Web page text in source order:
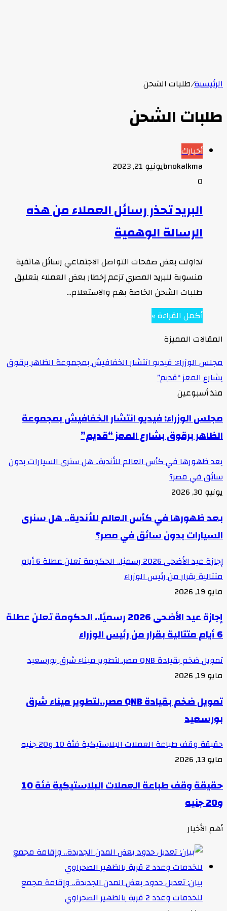
الرئيسية/طلبات الشحن
طلبات الشحن
أخبارك
bnokalkmaيونيو 21, 2023
0
البريد تحذر رسائل العملاء من هذه
الرسالة الوهمية
تداولت بعض صفحات التواصل الاجتماعي رسائل هاتفية
منسوبة للبريد المصري تزعم إخطار بعض العملاء بتعليق
طلبات الشحن الخاصة بهم والاستعلام…
أكمل القراءة »
المقالات المميزة
مجلس الوزراء: فيديو انتشار الخفافيش بمجموعة الظاهر برقوق
بشارع المعز “قديم”
منذ أسبوعين
مجلس الوزراء: فيديو انتشار الخفافيش بمجموعة
الظاهر برقوق بشارع المعز “قديم”
بعد ظهورها في كأس العالم للأندية.. هل سنرى السيارات بدون
سائق في مصر؟
يونيو 30, 2026
بعد ظهورها في كأس العالم للأندية.. هل سنرى
السيارات بدون سائق في مصر؟
إجازة عيد الأضحى 2026 رسميًا.. الحكومة تعلن عطلة 6 أيام
متتالية بقرار من رئيس الوزراء
مايو 19, 2026
إجازة عيد الأضحى 2026 رسميًا.. الحكومة تعلن عطلة
6 أيام متتالية بقرار من رئيس الوزراء
تمويل ضخم بقيادة QNB مصر..لتطوير ميناء شرق بورسعيد
مايو 19, 2026
تمويل ضخم بقيادة QNB مصر..لتطوير ميناء شرق
بورسعيد
حقيقة وقف طباعة العملات البلاستيكية فئة 10 و20 جنيه
مايو 13, 2026
حقيقة وقف طباعة العملات البلاستيكية فئة 10
و20 جنيه
أهم الأخبار
بيان: تعديل حدود بعض المدن الجديدة.. وإقامة مجمع
للخدمات وعدد 2 قرية بالظهير الصحراوي